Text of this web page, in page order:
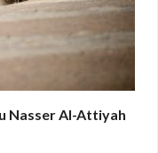
Nasser Al-Attiyah